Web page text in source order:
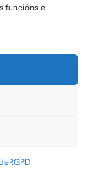
funcións e
RGPD
privacidade